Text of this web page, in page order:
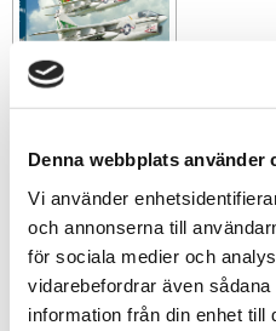
Denna webbplats använder
Vi använder
och annonserna till
för sociala medier och
vidarebefordrar även
information från din enhet till
279sek
+
-